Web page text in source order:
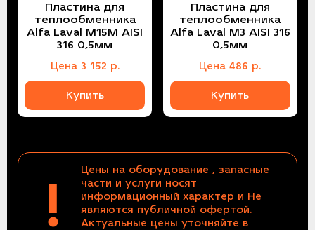
Пластина для
теплообменника
Alfa Laval M15M AISI
316 0,5мм
Цена 3 152 р.
Купить
Пластина для
теплообменника
Alfa Laval M3 AISI 316
0,5мм
Цена486 р.
Купить
!
Цены на оборудование , запасные
части и услуги носят
информационный характер и Не
являются публичной офертой.
Актуальные цены уточняйте в